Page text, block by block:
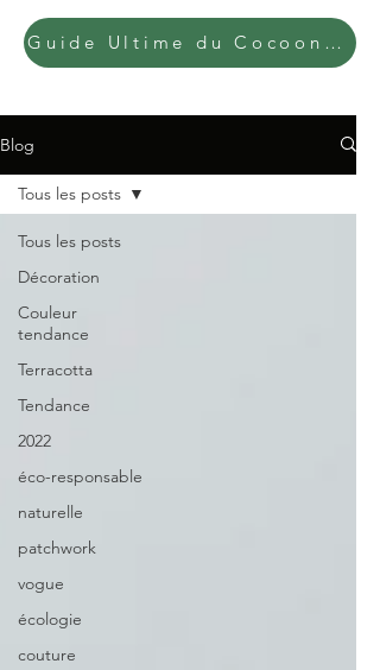
Guide Ultime du Cocooning Feng Shui
Blog
Tous les posts
Décoration
Couleur
tendance
Terracotta
Tendance
2022
éco-responsable
naturelle
patchwork
vogue
écologie
couture
Tous les posts